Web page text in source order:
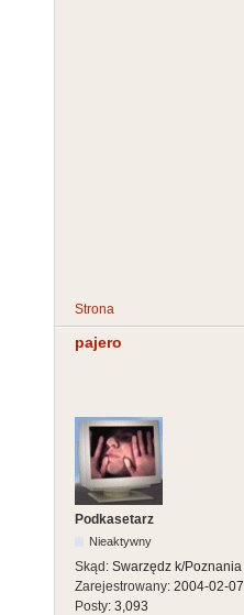
Strona
pajero
Podkasetarz
Nieaktywny
Skąd: Swarzędz k/Poznania
Zarejestrowany: 2004-02-07
Posty: 3,093